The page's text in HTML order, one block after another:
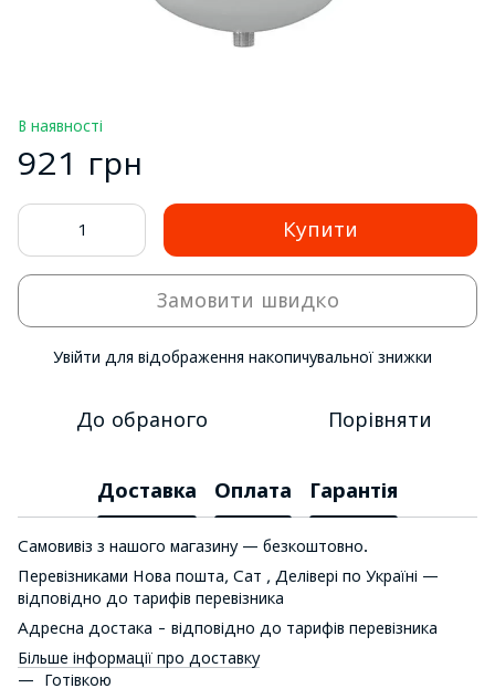
В наявності
921 грн
Купити
Замовити швидко
Увійти для відображення накопичувальної знижки
До обраного Порівняти
Доставка Оплата Гарантія
Самовивіз з нашого магазину — безкоштовно.
Перевізниками Нова пошта, Сат , Делівері по Україні —
відповідно до тарифів перевізника
Адресна достака - відповідно до тарифів перевізника
Більше інформації про доставку
Готівкою